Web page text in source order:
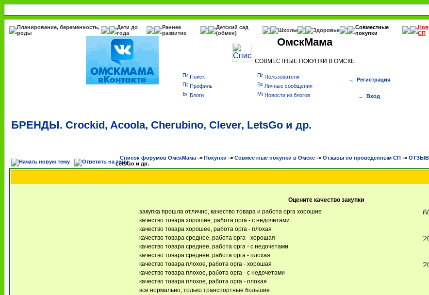
Планирование, беременность,
роды
Дети до
года
Раннее
развитие
Детский сад
(обмен)
Школы Здоровье
Совместные
покупки
СП
ОмскМама
СОВМЕСТНЫЕ ПОКУПКИ В ОМСКЕ
Поиск
Пользователи
Профиль
Личные сообщения
Блоги
Новости из блогов
Регистрация
Вход
БРЕНДЫ. Crockid, Acoola, Cherubino, Clever, LetsGo и др.
Список форумов ОмскМама -> Покупки -> Cовместные покупки в Омске -> Отзывы по проведенным СП ->
LetsGo и др.
Оцените качество закупки
закупка прошла отлично, качество товара и работа орга хорошие
качество товара хорошее, работа орга - с недочетами
качество товара хорошее, работа орга - плохая
качество товара среднее, работа орга - хорошая
качество товара среднее, работа орга - с недочетами
качество товара среднее, работа орга - плохая
качество товара плохое, работа орга - хорошая
качество товара плохое, работа орга - с недочетами
качество товара плохое, работа орга - плохая
все нормально, только транспортные большие